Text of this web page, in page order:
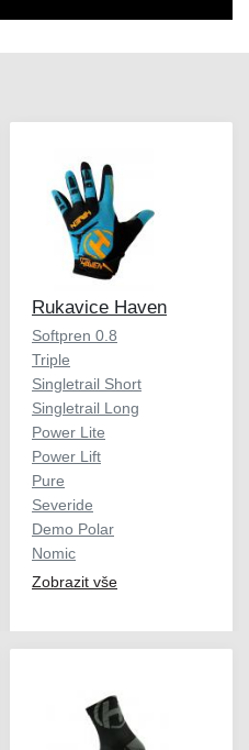
Rukavice Haven
Softpren 0.8
Triple
Singletrail Short
Singletrail Long
Power Lite
Power Lift
Pure
Severide
Demo Polar
Nomic
Zobrazit vše